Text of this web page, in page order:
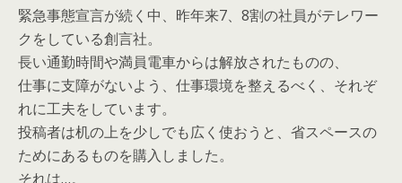
緊急事態宣言が続く中、昨年来7、8割の社員がテレワー
クをしている創言社。
長い通勤時間や満員電車からは解放されたものの、
仕事に支障がないよう、仕事環境を整えるべく、それぞ
れに工夫をしています。
投稿者は机の上を少しでも広く使おうと、省スペースの
ためにあるものを購入しました。
それは…。